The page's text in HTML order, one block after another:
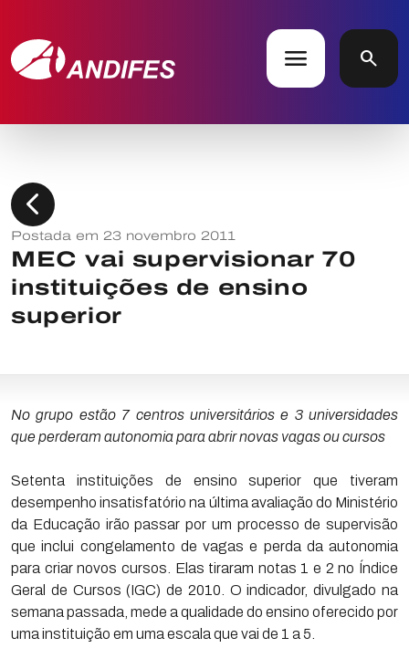
menu search
chevron_left
Postada em 23 novembro 2011
MEC vai supervisionar 70
instituições de ensino
superior
No grupo estão 7 centros universitários e 3 universidades
que perderam autonomia para abrir novas vagas ou cursos
Setenta instituições de ensino superior que tiveram
desempenho insatisfatório na última avaliação do Ministério
da Educação irão passar por um processo de supervisão
que inclui congelamento de vagas e perda da autonomia
para criar novos cursos. Elas tiraram notas 1 e 2 no Índice
Geral de Cursos (IGC) de 2010. O indicador, divulgado na
semana passada, mede a qualidade do ensino oferecido por
uma instituição em uma escala que vai de 1 a 5.